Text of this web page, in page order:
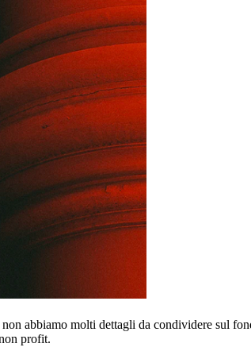
abbiamo molti dettagli da condividere sul
profit.